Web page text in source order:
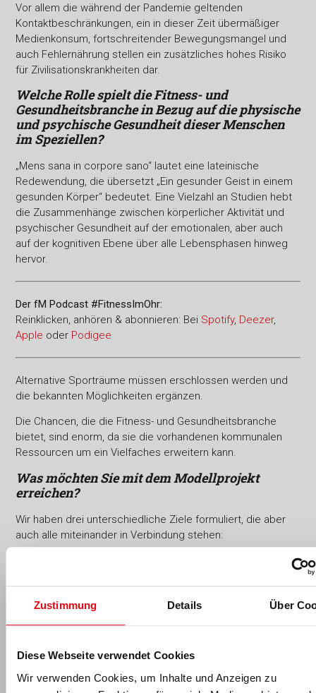
Zustimmung Details Über
Diese Webseite verwendet Cookies
Wir verwenden Cookies, um Inhalte und Anzeigen zu
Vor allem die während der Pandemie geltenden
Kontaktbeschränkungen, ein in dieser Zeit übermäßiger
Medienkonsum, fortschreitender Bewegungsmangel und
auch Fehlernährung stellen ein zusätzliches hohes Risiko
für Zivilisationskrankheiten dar.
Welche Rolle spielt die Fitness- und
Gesundheitsbranche inBezug auf die physische
und psychische Gesundheit dieserMenschen
im Speziellen?
„Mens sana in corpore sano“ lautet eine lateinische
Redewendung, die übersetzt „Ein gesunder Geist in einem
gesunden Körper“ bedeutet. Eine Vielzahl an Studien hebt
die Zusammenhänge zwischen körperlicher Aktivität und
psychischer Gesundheit auf der emotionalen, aber auch
auf der kognitiven Ebene über alle Lebensphasen hinweg
hervor.
Der fM Podcast #FitnessImOhr:
Reinklicken, anhören & abonnieren: Bei Spotify, Deezer,
Apple oder Podigee
Alternative Sporträume müssen erschlossen werden und
die bekannten Möglichkeiten ergänzen.
Die Chancen, die die Fitness- und Gesundheitsbranche
bietet, sind enorm, da sie die vorhandenen kommunalen
Ressourcen um ein Vielfaches erweitern kann.
Was möchten Sie mit dem Modellprojekt
erreichen?
Wir haben drei unterschiedliche Ziele formuliert, die aber
auch alle miteinander in Verbindung stehen:
Wir können durch das Modellprojekt unsere indirekte
und sogar eine mit spezifischen
Gesundheitsgefährdungen belastete Zielgruppe, die
Ansprache im Rahmen des Modellprojektes besteht
Bewegung“ zu bringen und hoffentlich auch